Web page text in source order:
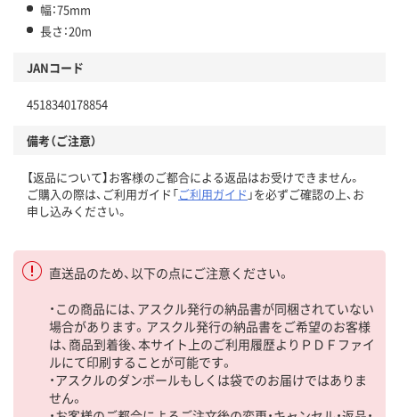
幅：75mm
長さ：20m
JANコード
4518340178854
備考（ご注意）
【返品について】お客様のご都合による返品はお受けできません。
ご購入の際は、ご利用ガイド「ご利用ガイド 」を必ずご確認の上、お
申し込みください。
直送品のため、以下の点にご注意ください。
・この商品には、アスクル発行の納品書が同梱されていない
場合があります。アスクル発行の納品書をご希望のお客様
は、商品到着後、本サイト上のご利用履歴よりＰＤＦファイ
ルにて印刷することが可能です。
・アスクルのダンボールもしくは袋でのお届けではありま
せん。